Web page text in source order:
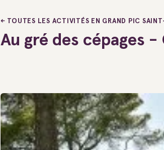
TOUTES LES ACTIVITÉS EN GRAND PIC
Au gré des cépages -